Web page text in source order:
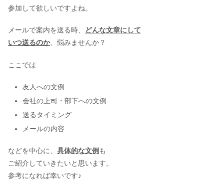
参加して欲しいですよね。
メールで案内を送る時、
どんな文章にして
いつ送るのか、悩みませんか？
ここでは
友人への文例
会社の上司・部下への文例
送るタイミング
メールの内容
などを中心に、 具体的な文例 も
ご紹介していきたいと思います。
参考になれば幸いです♪